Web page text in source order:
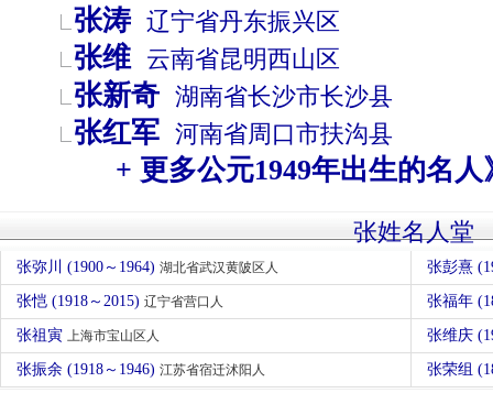
张涛 辽宁省丹东振兴区
张维 云南省昆明西山区
张新奇 湖南省长沙市长沙县
张红军 河南省周口市扶沟县
+ 更多公元1949年出生的名人
张姓名人堂
张弥川 (1900～1964) 湖北省武汉黄陂区人 张彭熹
张恺 (1918～2015) 辽宁省营口人 张福年
张祖寅 上海市宝山区人 张维庆
张振余 (1918～1946) 江苏省宿迁沭阳人 张荣组